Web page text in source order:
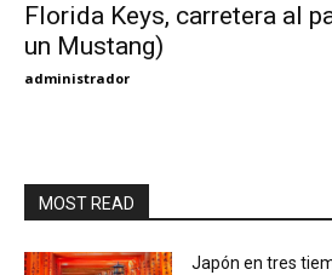
Florida Keys, carretera al
un Mustang)
administrador
MOST READ
Japón en tres